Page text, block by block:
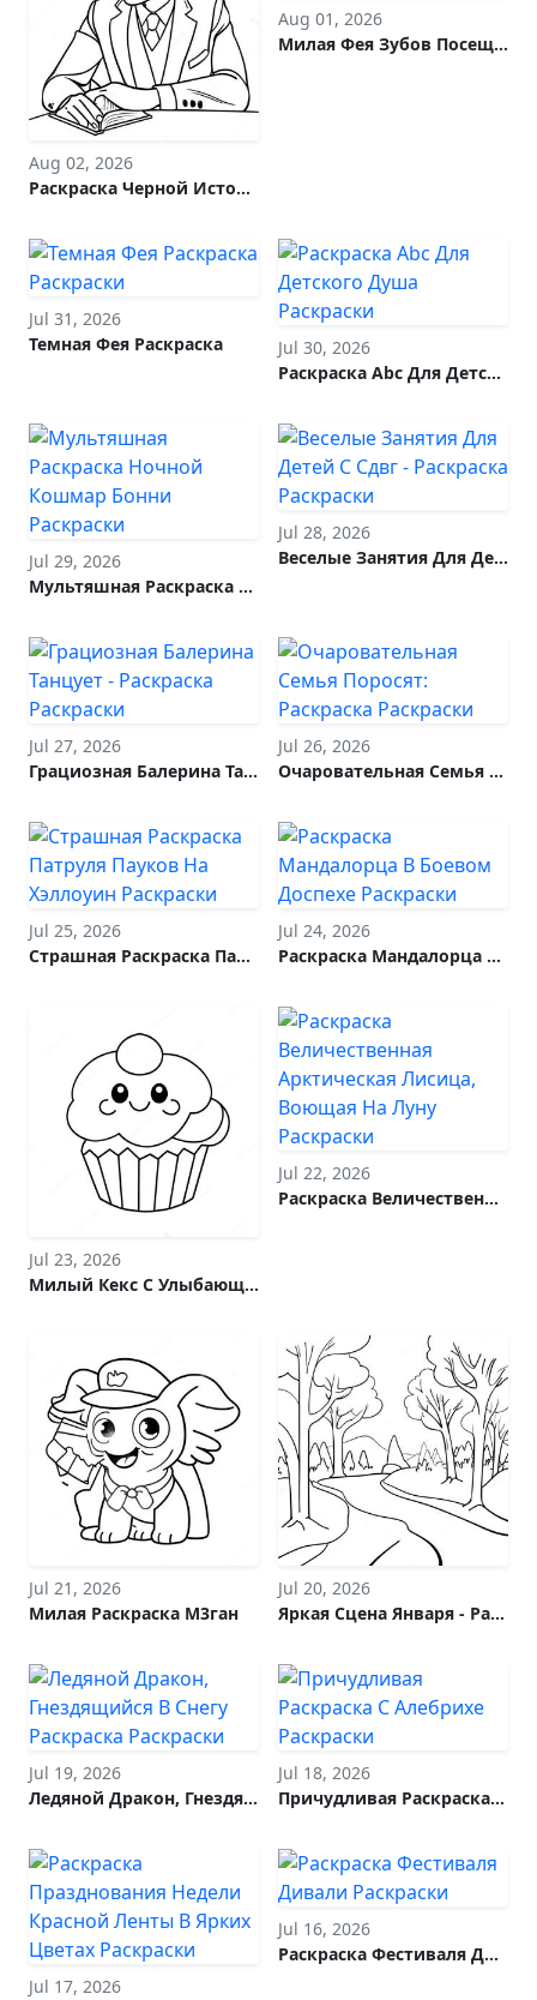
Aug 02, 2026
Раскраска Черной Истории Февраля
Aug 01, 2026
Милая Фея Зубов Посещает Стоматолога - Раскраска
Jul 31, 2026
Темная Фея Раскраска
Jul 30, 2026
Раскраска Abc Для Детского Душа
Jul 29, 2026
Мультяшная Раскраска Ночной Кошмар Бонни
Jul 28, 2026
Веселые Занятия Для Детей С Сдвг - Раскраска
Jul 27, 2026
Грациозная Балерина Танцует - Раскраска
Jul 26, 2026
Очаровательная Семья Поросят: Раскраска
Jul 25, 2026
Страшная Раскраска Патруля Пауков На Хэллоуин
Jul 24, 2026
Раскраска Мандалорца В Боевом Доспехе
Jul 23, 2026
Милый Кекс С Улыбающимся Лицом - Раскраска
Jul 22, 2026
Раскраска Величественная Арктическая Лисица, Воющая На Луну
Jul 21, 2026
Милая Раскраска М3ган
Jul 20, 2026
Яркая Сцена Января - Раскраска
Jul 19, 2026
Ледяной Дракон, Гнездящийся В Снегу Раскраска
Jul 18, 2026
Причудливая Раскраска С Алебрихе
Jul 17, 2026
Jul 16, 2026
Раскраска Фестиваля Дивали